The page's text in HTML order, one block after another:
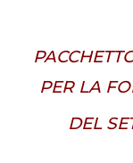
PER LA
DEL